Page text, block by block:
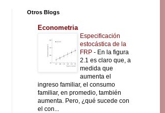
Otros Blogs
Econometria
Especificación
estocástica de la
FRP - En la figura
2.1 es claro que, a
medida que
aumenta el
ingreso familiar, el consumo
familiar, en promedio, también
aumenta. Pero, ¿qué sucede con
el con...